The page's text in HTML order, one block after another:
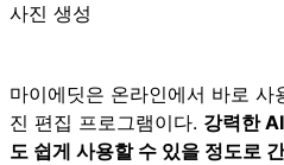
사진 생성
마이에딧은 온라인에서 바로
진 편집 프로그램이다. 강력한
도 쉽게 사용할 수 있을 정도로